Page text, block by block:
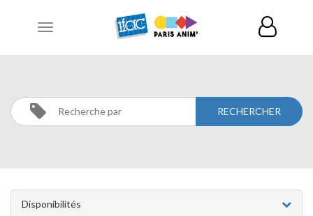
Toggle
CATÉGORIES
Disponibilités